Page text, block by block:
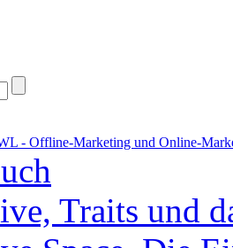
- Offline-Marketing und Online-